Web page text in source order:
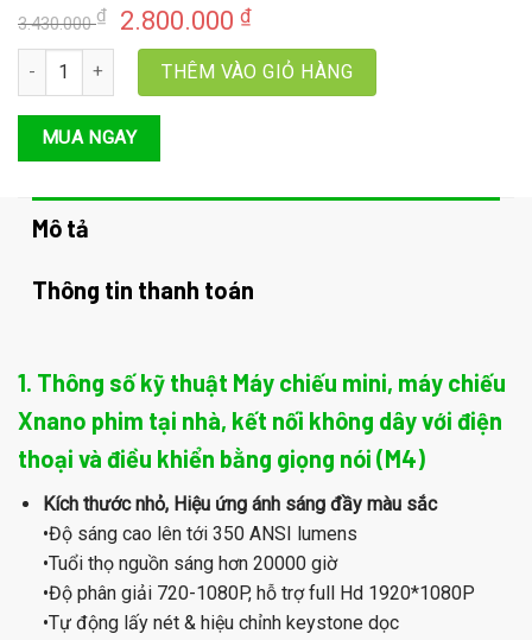
3.430.000₫
Giá
gốc
3.430.000 ₫.
2.800.000 ₫Giá
hiện
tại
là:
Máy chiếu mini, máy chiếu Xnano phim tại nhà, kết nối không
THÊM VÀO GIỎ HÀNG
MUA NGAY
Mô tả
Thông tin thanh toán
1. Thông số kỹ thuật Máy chiếu mini, máy chiếu
Xnano phim tại nhà, kết nối không dây với điện
thoại và điều khiển bằng giọng nói (M4)
Kích thước nhỏ, Hiệu ứng ánh sáng đầy màu sắc
•Độ sáng cao lên tới 350 ANSI lumens
•Tuổi thọ nguồn sáng hơn 20000 giờ
•Độ phân giải 720-1080P, hỗ trợ full Hd 1920*1080P
•Tự động lấy nét & hiệu chỉnh keystone dọc